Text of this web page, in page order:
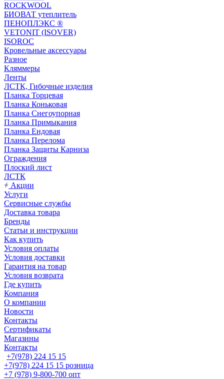
ROCKWOOL
БИОВАТ утеплитель
ПЕНОПЛЭКС ®
VETONIT (ISOVER)
ISOROC
Кровельные аксессуары
Разное
Кляммеры
Ленты
ЛСТК, Гибочные изделия
Планка Торцевая
Планка Коньковая
Планка Снегоупорная
Планка Примыкания
Планка Ендовая
Планка Перелома
Планка Защиты Карниза
Ограждения
Плоский лист
ЛСТК
Акции
Услуги
Сервисные службы
Доставка товара
Бренды
Статьи и инструкции
Как купить
Условия оплаты
Условия доставки
Гарантия на товар
Условия возврата
Где купить
Компания
О компании
Новости
Контакты
Сертификаты
Магазины
Контакты
+7(978) 224 15 15
+7(978) 224 15 15 розница
+7 (978) 9-800-700 опт